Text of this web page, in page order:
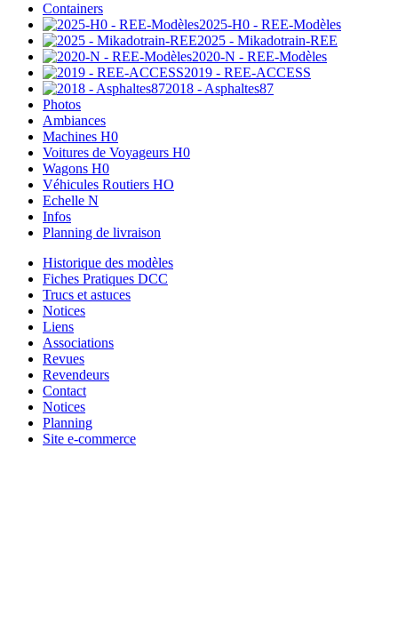
Containers
2025-H0 - REE-Modèles
2025 - Mikadotrain-REE
2020-N - REE-Modèles
2019 - REE-ACCESS
2018 - Asphaltes87
Photos
Ambiances
Machines H0
Voitures de Voyageurs H0
Wagons H0
Véhicules Routiers HO
Echelle N
Infos
Planning de livraison
Historique des modèles
Fiches Pratiques DCC
Trucs et astuces
Notices
Liens
Associations
Revues
Revendeurs
Contact
Notices
Planning
Site e-commerce